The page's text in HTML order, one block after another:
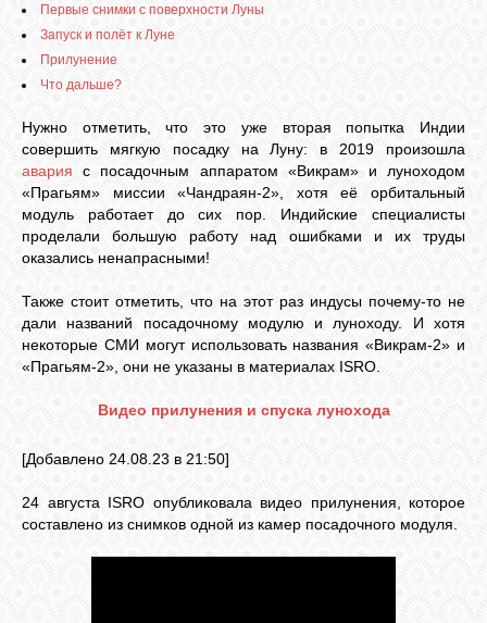
Первые снимки с поверхности Луны
Запуск и полёт к Луне
Прилунение
Что дальше?
Нужно отметить, что это уже вторая попытка Индии
совершить мягкую посадку на Луну: в 2019 произошла
авария с посадочным аппаратом «Викрам» и луноходом
«Прагьям» миссии «Чандраян-2», хотя её орбитальный
модуль работает до сих пор. Индийские специалисты
проделали большую работу над ошибками и их труды
оказались ненапрасными!
Также стоит отметить, что на этот раз индусы почему-то не
дали названий посадочному модулю и луноходу. И хотя
некоторые СМИ могут использовать названия «Викрам-2» и
«Прагьям-2», они не указаны в материалах ISRO.
Видео прилунения и спуска лунохода
[Добавлено 24.08.23 в 21:50]
24 августа ISRO опубликовала видео прилунения, которое
составлено из снимков одной из камер посадочного модуля.